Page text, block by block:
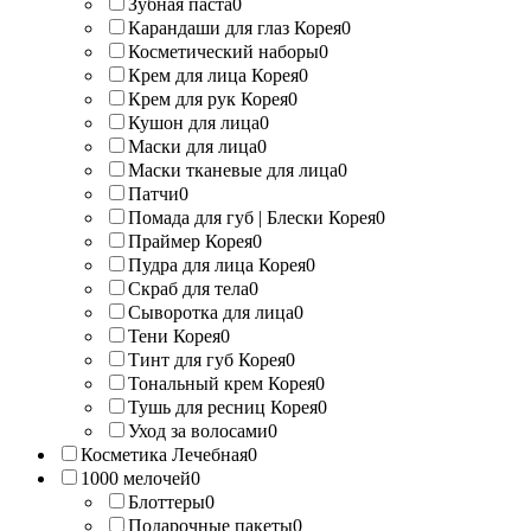
Зубная паста0
Карандаши для глаз Корея0
Косметический наборы0
Крем для лица Корея0
Крем для рук Корея0
Кушон для лица0
Маски для лица0
Маски тканевые для лица0
Патчи0
Помада для губ | Блески Корея0
Праймер Корея0
Пудра для лица Корея0
Скраб для тела0
Сыворотка для лица0
Тени Корея0
Тинт для губ Корея0
Тональный крем Корея0
Тушь для ресниц Корея0
Уход за волосами0
Косметика Лечебная0
1000 мелочей0
Блоттеры0
Подарочные пакеты0